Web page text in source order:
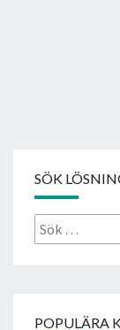
SÖK
Sök
efter:
POPULÄRA